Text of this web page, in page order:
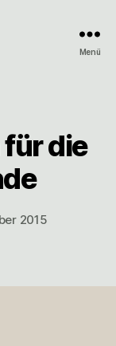
Menü
die
2015